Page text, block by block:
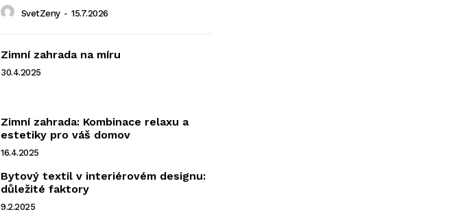
SvetZeny - 15.7.2026
Zimní zahrada na míru
30.4.2025
Zimní zahrada: Kombinace relaxu a
estetiky pro váš domov
16.4.2025
Bytový textil v interiérovém designu:
důležité faktory
9.2.2025